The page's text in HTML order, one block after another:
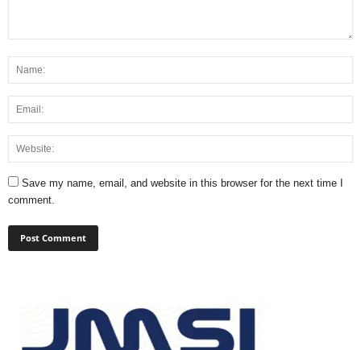
Save my name, email, and website in this browser for the next time I
comment.